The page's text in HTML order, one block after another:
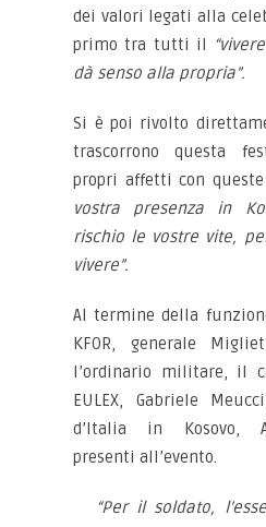
dei valori legati alla
primo tra tutti il
dà senso alla propria”.
Si è poi rivolto
trascorrono questa
propri affetti con queste
vostra presenza in
rischio le vostre vite,
vivere”.
Al termine della
KFOR, generale
l’ordinario militare, il
EULEX, Gabriele
d’Italia in Kosovo,
presenti all’evento.
“Per il soldato,